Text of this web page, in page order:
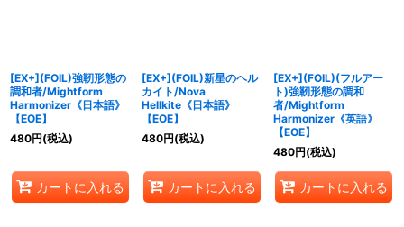
[EX+](FOIL)強靭形態の
調和者/Mightform
Harmonizer《日本語》
【EOE】
480円(税込)
カートに入れる
[EX+](FOIL)新星のヘル
カイト/Nova
Hellkite《日本語》
【EOE】
480円(税込)
カートに入れる
[EX+](FOIL)(フルアー
ト)強靭形態の調和
者/Mightform
Harmonizer《英語》
【EOE】
480円(税込)
カートに入れる